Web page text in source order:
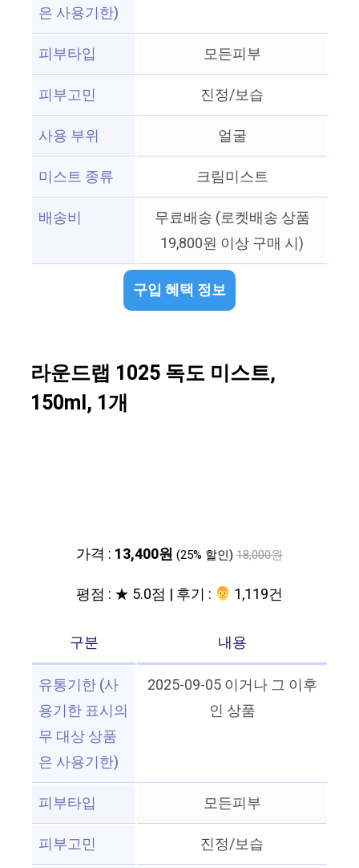
은 사용기한)
피부타입
모든피부
피부고민
진정/보습
사용 부위
얼굴
미스트 종류
크림미스트
배송비
무료배송 (로켓배송 상품
19,800원 이상 구매 시)
구입 혜택 정보
라운드랩 1025 독도 미스트,
150ml, 1개
가격 : 13,400원 (25% 할인) 18,000원
평점 : ★ 5.0점 | 후기 : ‍‍ 1,119건
구분
내용
유통기한 (사
용기한 표시의
무 대상 상품
은 사용기한)
2025-09-05 이거나 그 이후
인 상품
피부타입
모든피부
피부고민
진정/보습